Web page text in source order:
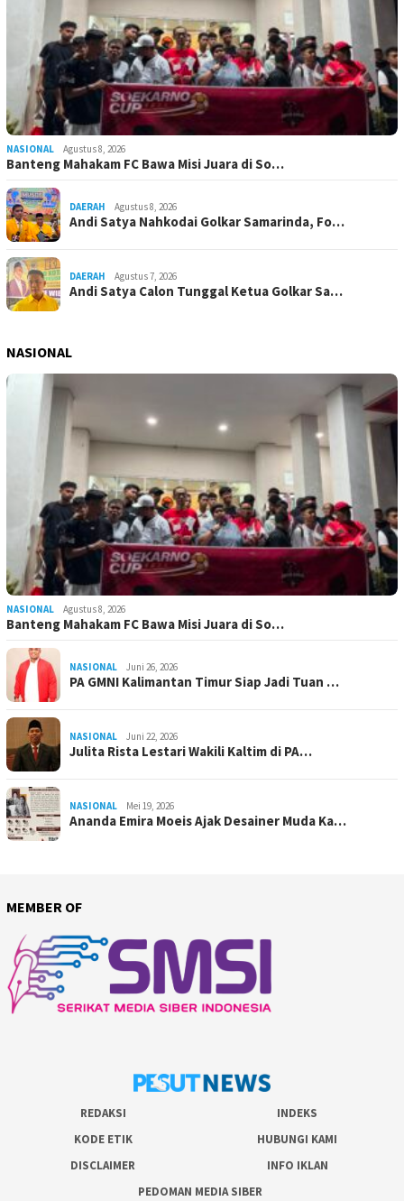
NASIONAL Agustus 8, 2026
Banteng Mahakam FC Bawa Misi Juara di So…
DAERAH Agustus 8, 2026
Andi Satya Nahkodai Golkar Samarinda, Fo…
DAERAH Agustus 7, 2026
Andi Satya Calon Tunggal Ketua Golkar Sa…
NASIONAL
NASIONAL Agustus 8, 2026
Banteng Mahakam FC Bawa Misi Juara di So…
NASIONAL Juni 26, 2026
PA GMNI Kalimantan Timur Siap Jadi Tuan …
NASIONAL Juni 22, 2026
Julita Rista Lestari Wakili Kaltim di PA…
NASIONAL Mei 19, 2026
Ananda Emira Moeis Ajak Desainer Muda Ka…
MEMBER OF
REDAKSI
INDEKS
KODE ETIK
HUBUNGI KAMI
DISCLAIMER
INFO IKLAN
PEDOMAN MEDIA SIBER